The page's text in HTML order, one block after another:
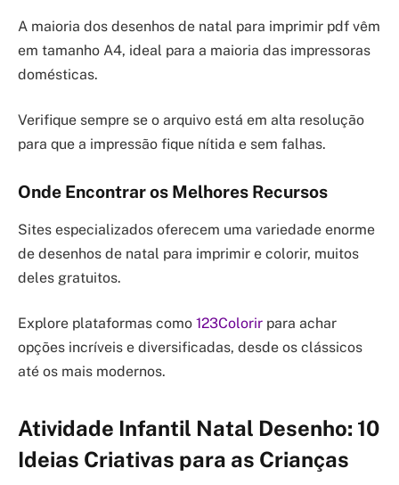
A maioria dos desenhos de natal para imprimir pdf vêm
em tamanho A4, ideal para a maioria das impressoras
domésticas.
Verifique sempre se o arquivo está em alta resolução
para que a impressão fique nítida e sem falhas.
Onde Encontrar os Melhores Recursos
Sites especializados oferecem uma variedade enorme
de desenhos de natal para imprimir e colorir, muitos
deles gratuitos.
Explore plataformas como 123Colorir para achar
opções incríveis e diversificadas, desde os clássicos
até os mais modernos.
Atividade Infantil Natal Desenho: 10
Ideias Criativas para as Crianças